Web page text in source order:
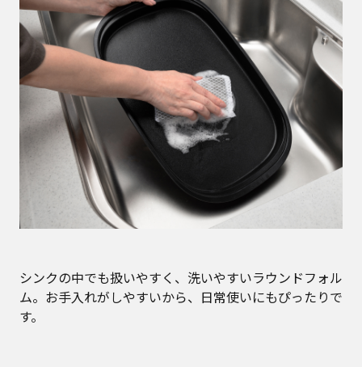
シンクの中でも扱いやすく、洗いやすいラウンドフォル
ム。お手入れがしやすいから、日常使いにもぴったりで
す。